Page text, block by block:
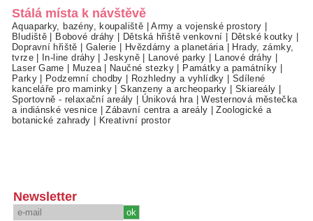
Stálá místa k návštěvě
Aquaparky, bazény, koupaliště |Army a vojenské prostory
Bludiště
Bobové dráhy Dětská hřiště venkovní Dětské koutky
Dopravní hřiště
Galerie Hvězdárny a planetária|
Hrady, zámky,
tvrze| In-line dráhy |Jeskyně| Lanové parky Lanové dráhy
Laser Game
Muzea| Naučné stezky Památky a památníky
Parky| Podzemní chodby Rozhledny a vyhlídky
Sdílené
kanceláře pro maminky |Skanzeny a archeoparky Skiareály
Sportovně - relaxační areály
Úniková hra|Westernová městečka
a indiánské vesnice |Zábavní centra a areály |Zoologické a
botanické zahrady
Kreativní prostor
Newsletter